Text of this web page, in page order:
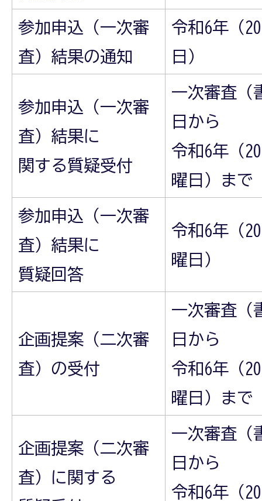
参加申込（一次審
査）結果の通知
令和6年（
日）
参加申込（一次審
査）結果に
関する質疑受付
一次審査（
日から
令和6年（
曜日）まで
参加申込（一次審
査）結果に
質疑回答
令和6年（
曜日）
企画提案（二次審
査）の受付
一次審査（
日から
令和6年（
曜日）まで
企画提案（二次審
査）に関する
一次審査（
日から
令和6年（